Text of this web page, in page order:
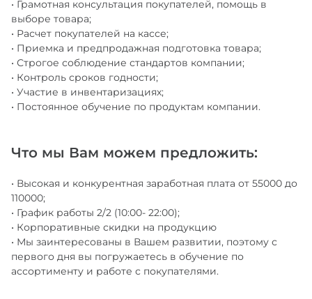
• Грамотная консультация покупателей, помощь в
выборе товара;
• Расчет покупателей на кассе;
• Приемка и предпродажная подготовка товара;
• Строгое соблюдение стандартов компании;
• Контроль сроков годности;
• Участие в инвентаризациях;
• Постоянное обучение по продуктам компании.
Что мы Вам можем предложить:
• Высокая и конкурентная заработная плата от 55000 до
110000;
• График работы 2/2 (10:00- 22:00);
• Корпоративные скидки на продукцию
• Мы заинтересованы в Вашем развитии, поэтому с
первого дня вы погружаетесь в обучение по
ассортименту и работе с покупателями.